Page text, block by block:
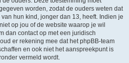
worden, zodat de ouders weten dat
hun kind, jonger dan 13, heeft. Indien je
op jou of de website waarop je wil
dan contact op met een juridisch
er rekening mee dat het phpBB-team
en ook niet het aanspreekpunt is
vermeld wordt.